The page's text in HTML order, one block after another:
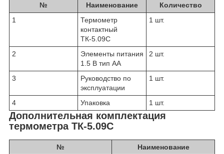
№ Наименование
Количество
1
Термометр
контактный
ТК-5.09С
1 шт.
2
Элементы питания
1.5 В тип АА
2 шт.
3
Руководство по
эксплуатации
1 шт.
4 Упаковка 1 шт.
Дополнительная комплектация
термометра ТК-5.09С
№
Наименование